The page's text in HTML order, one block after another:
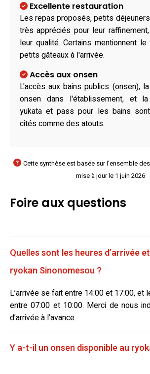
Excellente restauration
Les repas proposés, petits
très appréciés pour leur
leur qualité. Certains mentionnent
petits gâteaux à l'arrivée.
Accès aux onsen
L'accès aux bains publics (onsen),
onsen dans l'établissement, et
yukata et pass pour les bains
cités comme des atouts.
Cette synthèse est basée sur l'ensemble
mise à jour le 1 juin 2026
Foire aux questions
Quelles sont les heures d’arrivée
ryokan Sinonomesou ?
L’arrivée se fait entre 14:00 et 17:00, et
entre 07:00 et 10:00. Merci de nous
d’arrivée à l’avance.
Y a-t-il un onsen disponible au